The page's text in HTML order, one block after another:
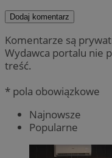
Dodaj komentarz
Komentarze są
Wydawca portalu nie
treść.
* pola obowiązkowe
Najnowsze
Popularne